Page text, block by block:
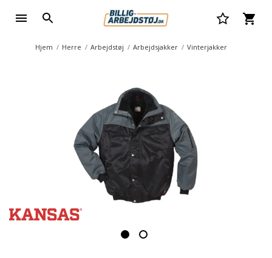
Hjem Herre Arbejdstøj Arbejdsjakker Vinterjakker